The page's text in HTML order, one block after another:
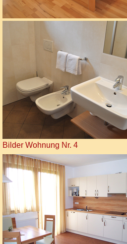
Bilder Wohnung Nr. 4